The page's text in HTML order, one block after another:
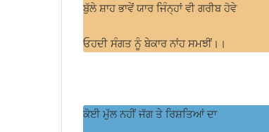
ਬੁੱਲੇ ਸ਼ਾਹ ਭਾਵੇਂ ਯਾਰ ਜਿੰਨ੍ਹਾਂ ਵੀ ਗਰੀਬ ਹੋਵੇ
ਓਹਦੀ ਸੰਗਤ ਨੂੰ ਬੇਕਾਰ ਨਾਂਹ ਸਮਝੀਂ।।
ਕੋਈ ਮੁੱਲ ਨਹੀਂ ਜੱਗ ਤੇ ਰਿਸ਼ਤਿਆਂ ਦਾ